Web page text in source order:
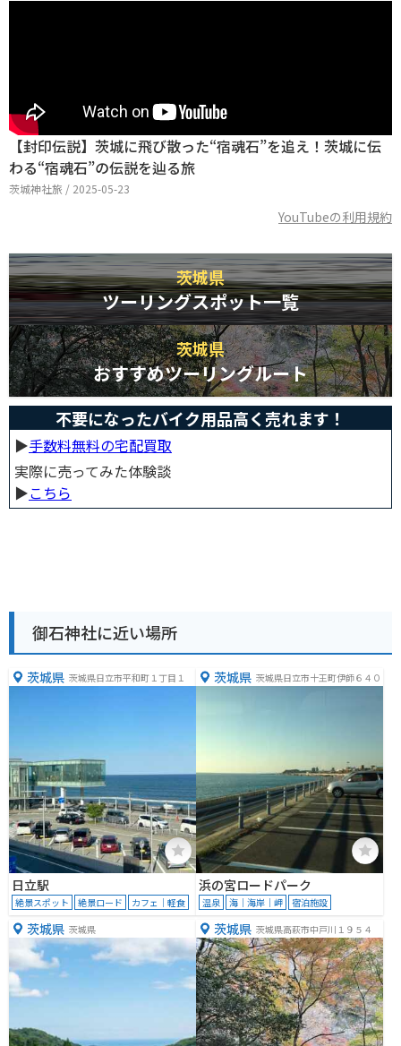
【封印伝説】茨城に飛び散った“宿魂石”を追え！茨城に伝
わる“宿魂石”の伝説を辿る旅
茨城神社旅 / 2025-05-23
YouTubeの利用規約
茨城県
ツーリングスポット一覧
茨城県
おすすめツーリングルート
不要になったバイク用品高く売れます！
▶︎手数料無料の宅配買取
実際に売ってみた体験談
▶︎こちら
御石神社に近い場所
茨城県 茨城県日立市平和町１丁目１
日立駅
絶景スポット 絶景ロード カフェ｜軽食
茨城県 茨城県日立市十王町伊師６４０
浜の宮ロードパーク
温泉 海｜海岸｜岬 宿泊施設
茨城県 茨城県 茨城県 茨城県高萩市中戸川１９５４